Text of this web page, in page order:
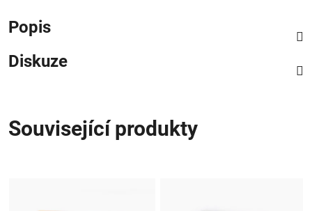
Popis
Diskuze
Související produkty